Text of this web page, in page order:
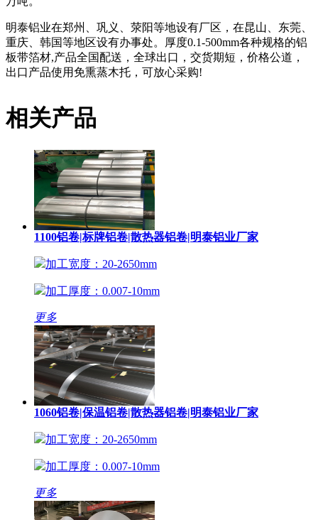
明泰铝业在郑州、巩义、荥阳等地设有厂区，在昆山、东莞、
重庆、韩国等地区设有办事处。厚度0.1-500mm各种规格的铝
板带箔材,产品全国配送，全球出口，交货期短，价格公道，
出口产品使用免熏蒸木托，可放心采购!
相关产品
1100铝卷|标牌铝卷|散热器铝卷|明泰铝业厂家
加工宽度：20-2650mm
加工厚度：0.007-10mm
更多
1060铝卷|保温铝卷|散热器铝卷|明泰铝业厂家
加工宽度：20-2650mm
加工厚度：0.007-10mm
更多